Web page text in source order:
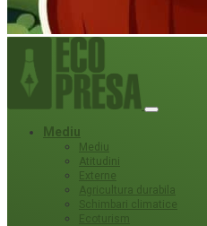
Mediu
Mediu
Atitudini
Externe
Agricultura durabila
Schimbari climatice
Ecoturism